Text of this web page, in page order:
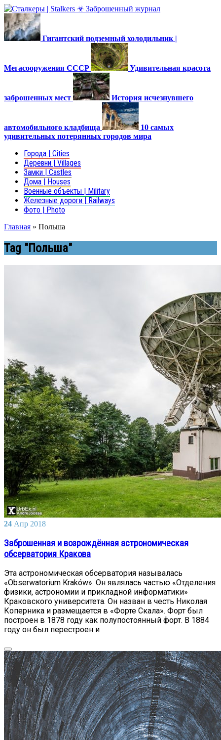
Гигантский подземный холодильник |
Мегасооружения СССР Удивительная красота
заброшенных мест История исчезнувшего
автомобильного кладбища
10 самых
удивительных потерянных городов мира
Города | Cities
Деревни | Villages
Замки | Castles
Дома | Houses
Военные объекты | Military
Железные дороги | Railways
Фото | Photo
Главная » Польша
Tag "Польша"
24 Апр 2018
Заброшенная и возрождённая астрономическая
обсерватория Кракова
Эта астрономическая обсерватория называлась
«Obserwatorium Kraków». Он являлась частью «Отделения
физики, астрономии и прикладной информатики»
Краковского университета. Он назван в честь Николая
Коперника и размещается в «Форте Скала». Форт был
построен в 1878 году как полупостоянный форт. В 1884
году он был перестроен и